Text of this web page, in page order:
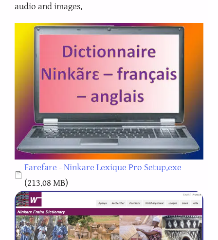
audio and images.
Document
Farefare - Ninkare Lexique Pro Setup.exe
(213.08 MB)